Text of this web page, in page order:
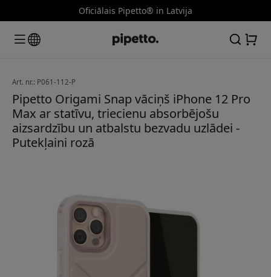
Oficiālais Pipetto® in Latvija
Art. nr.: P061-112-P
Pipetto Origami Snap vāciņš iPhone 12 Pro
Max ar statīvu, triecienu absorbējošu
aizsardzību un atbalstu bezvadu uzlādei -
Putekļaini rozā